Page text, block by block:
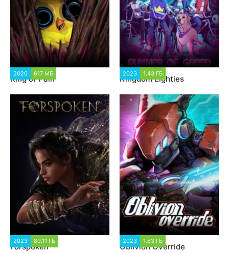
2020 617 МБ
Ring of Pain
2023 1.43 ГБ
Kingdom Eighties
2023 89.11 ГБ
Forspoken
2023 1.83 ГБ
Oblivion Override